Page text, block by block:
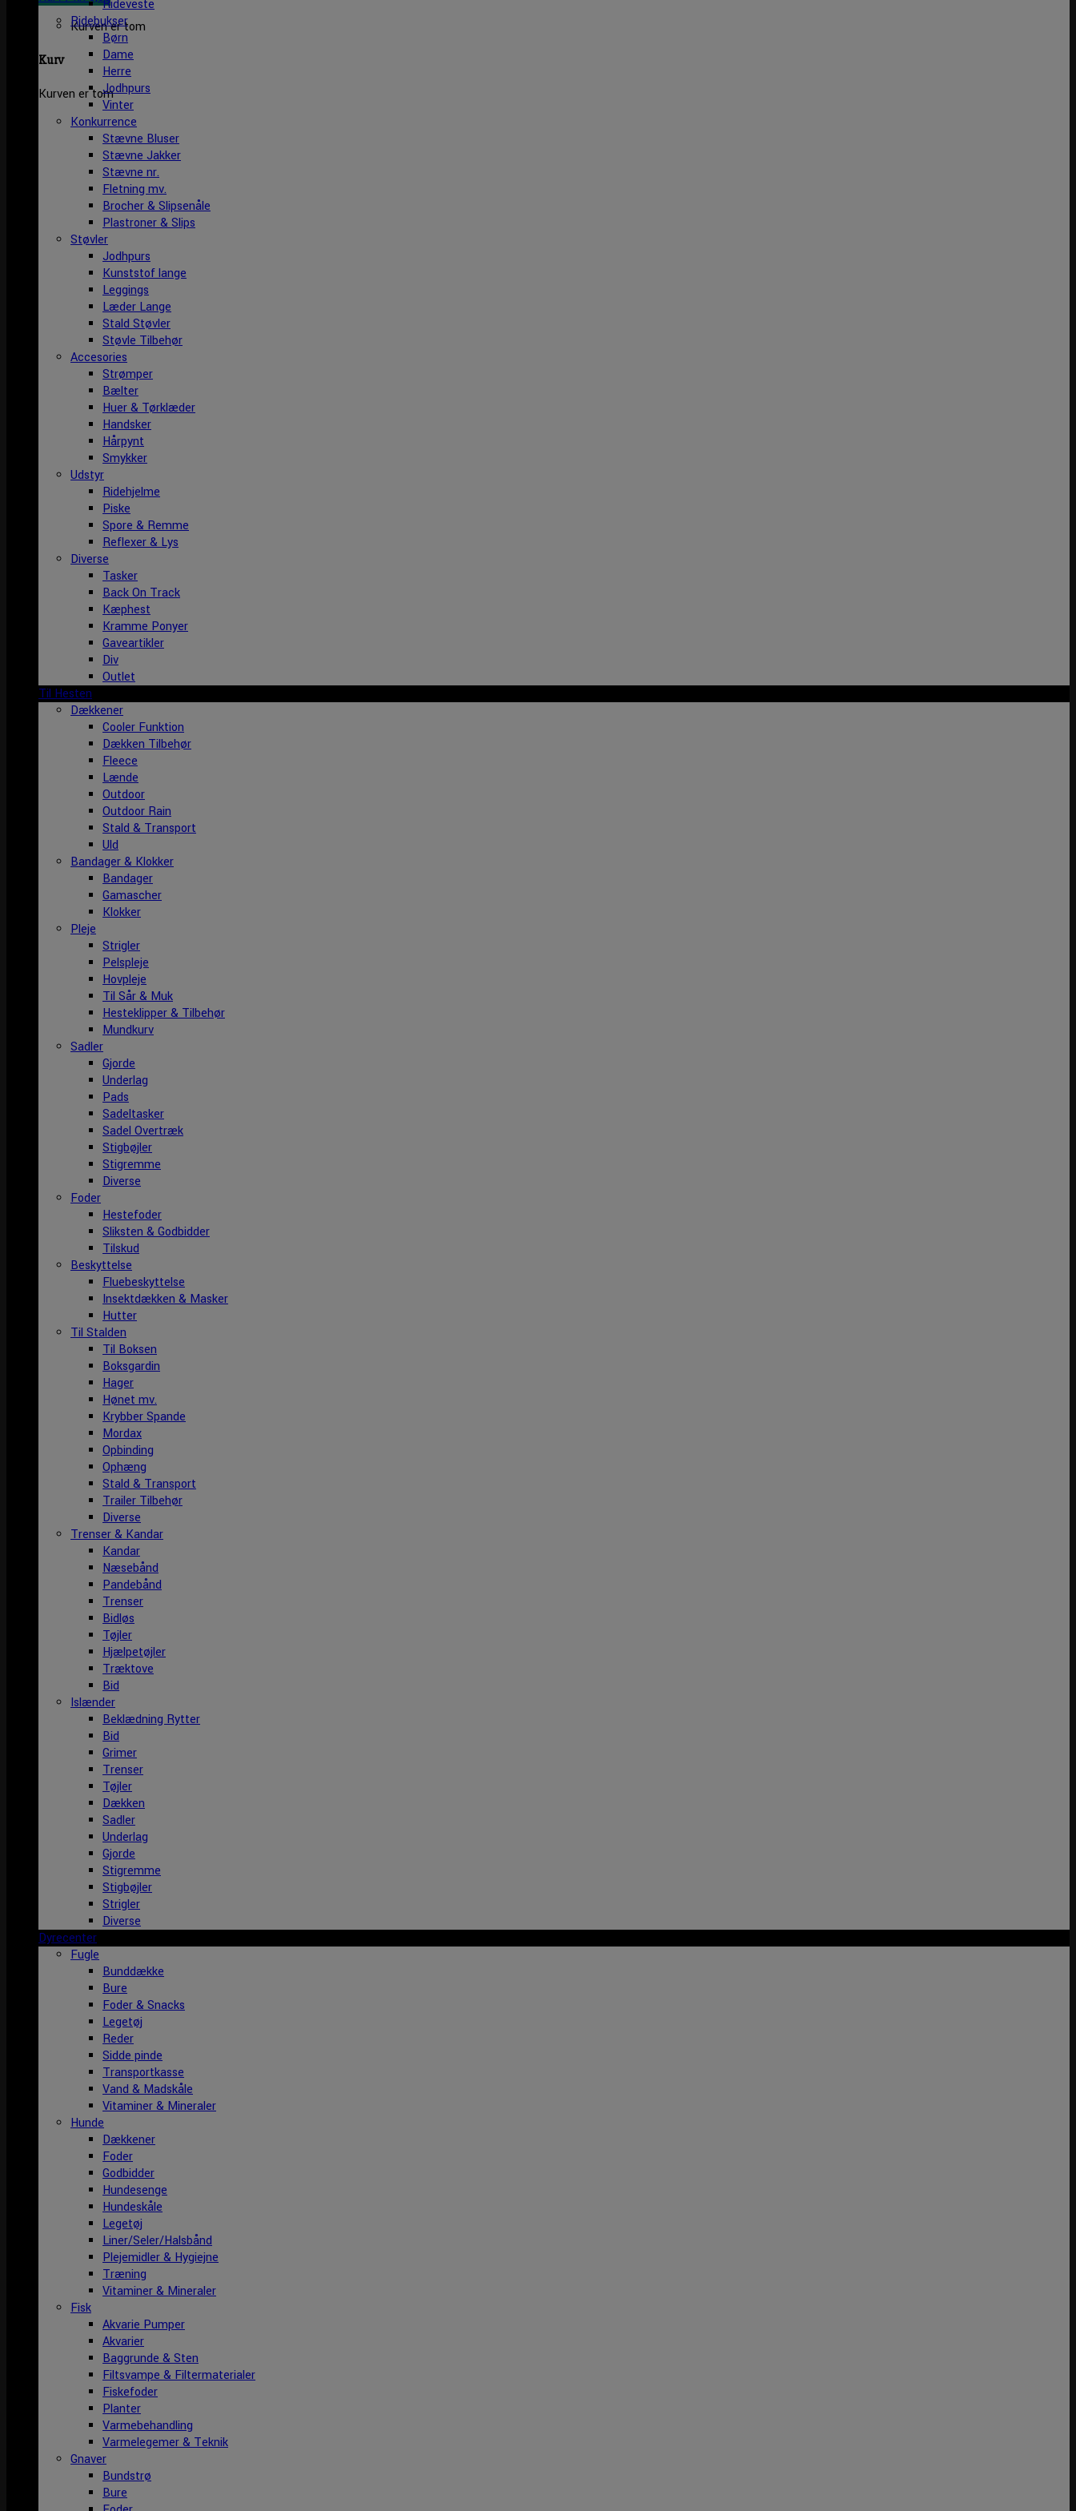
Kurven er tom
Kurv
Kurven er tom
Rideveste
Ridebukser
Børn
Dame
Herre
Jodhpurs
Vinter
Konkurrence
Stævne Bluser
Stævne Jakker
Stævne nr.
Fletning mv.
Brocher & Slipsenåle
Plastroner & Slips
Støvler
Jodhpurs
Kunststof lange
Leggings
Læder Lange
Stald Støvler
Støvle Tilbehør
Accesories
Strømper
Bælter
Huer & Tørklæder
Handsker
Hårpynt
Smykker
Udstyr
Ridehjelme
Piske
Spore & Remme
Reflexer & Lys
Diverse
Tasker
Back On Track
Kæphest
Kramme Ponyer
Gaveartikler
Div
Outlet
Til Hesten
Dækkener
Cooler Funktion
Dækken Tilbehør
Fleece
Lænde
Outdoor
Outdoor Rain
Stald & Transport
Uld
Bandager & Klokker
Bandager
Gamascher
Klokker
Pleje
Strigler
Pelspleje
Hovpleje
Til Sår & Muk
Hesteklipper & Tilbehør
Mundkurv
Sadler
Gjorde
Underlag
Pads
Sadeltasker
Sadel Overtræk
Stigbøjler
Stigremme
Diverse
Foder
Hestefoder
Sliksten & Godbidder
Tilskud
Beskyttelse
Fluebeskyttelse
Insektdækken & Masker
Hutter
Til Stalden
Til Boksen
Boksgardin
Hager
Hønet mv.
Krybber Spande
Mordax
Opbinding
Ophæng
Stald & Transport
Trailer Tilbehør
Diverse
Trenser & Kandar
Kandar
Næsebånd
Pandebånd
Trenser
Bidløs
Tøjler
Hjælpetøjler
Træktove
Bid
Islænder
Beklædning Rytter
Bid
Grimer
Trenser
Tøjler
Dækken
Sadler
Underlag
Gjorde
Stigremme
Stigbøjler
Strigler
Diverse
Dyrecenter
Fugle
Bunddække
Bure
Foder & Snacks
Legetøj
Reder
Sidde pinde
Transportkasse
Vand & Madskåle
Vitaminer & Mineraler
Hunde
Dækkener
Foder
Godbidder
Hundesenge
Hundeskåle
Legetøj
Liner/Seler/Halsbånd
Plejemidler & Hygiejne
Træning
Vitaminer & Mineraler
Fisk
Akvarie Pumper
Akvarier
Baggrunde & Sten
Filtsvampe & Filtermaterialer
Fiskefoder
Planter
Varmebehandling
Varmelegemer & Teknik
Gnaver
Bundstrø
Bure